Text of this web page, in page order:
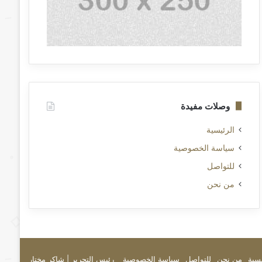
وصلات مفيدة
الرئيسية
سياسة الخصوصية
للتواصل
من نحن
رئيس التحرير | شاكر مختار من نحن للتواصل سياسة الخصوصية